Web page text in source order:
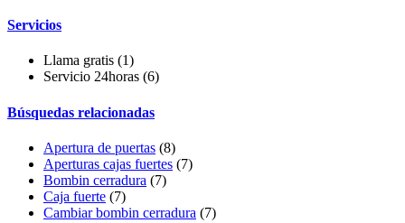
Servicios
Llama gratis (1)
Servicio 24horas (6)
Búsquedas relacionadas
Apertura de puertas (8)
Aperturas cajas fuertes (7)
Bombin cerradura (7)
Caja fuerte (7)
Cambiar bombin cerradura (7)